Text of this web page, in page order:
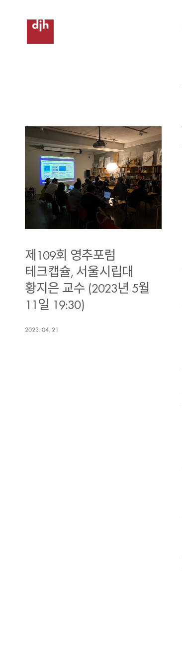
제109회 영추포럼
테크캡슐, 서울시립대
황지은 교수 (2023년 5월
11일 19:30)
2023. 04. 21